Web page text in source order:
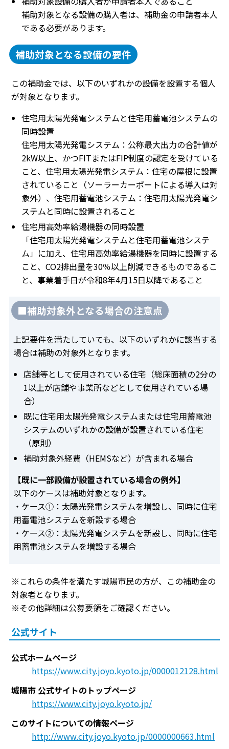
補助対象となる設備の購入者は、補助金の申請者本人
である必要があります。
補助対象となる設備の要件
この補助金では、以下のいずれかの設備を設置する個人
が対象となります。
住宅用太陽光発電システムと住宅用蓄電池システムの
同時設置
住宅用太陽光発電システム：公称最大出力の合計値が
2kW以上、かつFITまたはFIP制度の認定を受けている
こと、住宅用太陽光発電システム：住宅の屋根に設置
されていること（ソーラーカーポートによる導入は対
象外）、住宅用蓄電池システム：住宅用太陽光発電シ
ステムと同時に設置されること
住宅用高効率給湯機器の同時設置
「住宅用太陽光発電システムと住宅用蓄電池システ
ム」に加え、住宅用高効率給湯機器を同時に設置する
こと、CO2排出量を30％以上削減できるものであるこ
と、事業着手日が令和8年4月15日以降であること
■補助対象外となる場合の注意点
上記要件を満たしていても、以下のいずれかに該当する
場合は補助の対象外となります。
店舗等として使用されている住宅（総床面積の2分の
1以上が店舗や事業所などとして使用されている場
合）
既に住宅用太陽光発電システムまたは住宅用蓄電池
システムのいずれかの設備が設置されている住宅
（原則）
補助対象外経費（HEMSなど）が含まれる場合
【既に一部設備が設置されている場合の例外】
以下のケースは補助対象となります。
・ケース①：太陽光発電システムを増設し、同時に住宅
用蓄電池システムを新設する場合
・ケース②：太陽光発電システムを新設し、同時に住宅
用蓄電池システムを増設する場合
※これらの条件を満たす城陽市民の方が、この補助金の
対象者となります。
※その他詳細は公募要領をご確認ください。
公式サイト
公式ホームページ
https://www.city.joyo.kyoto.jp/0000012128.html
城陽市 公式サイトのトップページ
https://www.city.joyo.kyoto.jp/
このサイトについての情報ページ
http://www.city.joyo.kyoto.jp/0000000663.html